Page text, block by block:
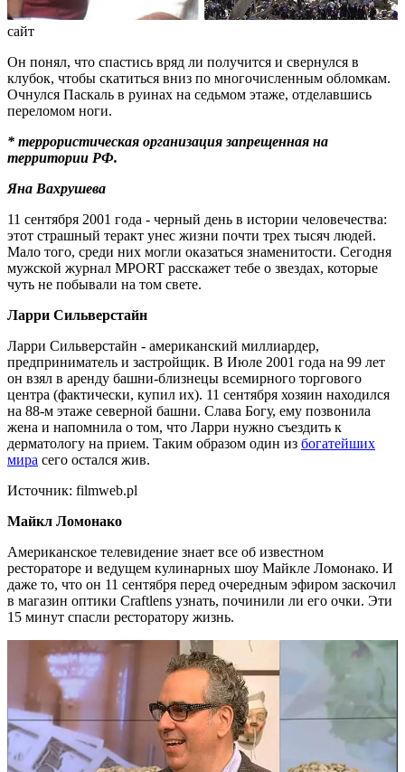
сайт
Он понял, что спастись вряд ли получится и свернулся в
клубок, чтобы скатиться вниз по многочисленным обломкам.
Очнулся Паскаль в руинах на седьмом этаже, отделавшись
переломом ноги.
* террористическая организация запрещенная на
территории РФ.
Яна Вахрушева
11 сентября 2001 года - черный день в истории человечества:
этот страшный теракт унес жизни почти трех тысяч людей.
Мало того, среди них могли оказаться знаменитости. Сегодня
мужской журнал MPORT расскажет тебе о звездах, которые
чуть не побывали на том свете.
Ларри Сильверстайн
Ларри Сильверстайн - американский миллиардер,
предприниматель и застройщик. В Июле 2001 года на 99 лет
он взял в аренду башни-близнецы всемирного торгового
центра (фактически, купил их). 11 сентября хозяин находился
на 88-м этаже северной башни. Слава Богу, ему позвонила
жена и напомнила о том, что Ларри нужно съездить к
дерматологу на прием. Таким образом один из богатейших
мира сего остался жив.
Источник: filmweb.pl
Майкл Ломонако
Американское телевидение знает все об известном
рестораторе и ведущем кулинарных шоу Майкле Ломонако. И
даже то, что он 11 сентября перед очередным эфиром заскочил
в магазин оптики Craftlens узнать, починили ли его очки. Эти
15 минут спасли ресторатору жизнь.